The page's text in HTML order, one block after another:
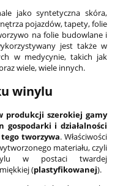
jako syntetyczna skóra,
pojazdów, tapety, folie
na folie budowlane i
jest także w
w medycynie, takich jak
wiele, wiele innych.
winylu
produkcji szerokiej gamy
gospodarki i działalności
tego tworzywa. Właściwości
materiału, czyli
w postaci twardej
(plastyfikowanej).